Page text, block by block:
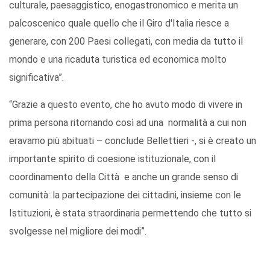
culturale, paesaggistico, enogastronomico e merita un
palcoscenico quale quello che il Giro d'Italia riesce a
generare, con 200 Paesi collegati, con media da tutto il
mondo e una ricaduta turistica ed economica molto
significativa”.
“Grazie a questo evento, che ho avuto modo di vivere in
prima persona ritornando così ad una normalità a cui non
eravamo più abituati – conclude Bellettieri -, si è creato un
importante spirito di coesione istituzionale, con il
coordinamento della Città e anche un grande senso di
comunità: la partecipazione dei cittadini, insieme con le
Istituzioni, è stata straordinaria permettendo che tutto si
svolgesse nel migliore dei modi”.